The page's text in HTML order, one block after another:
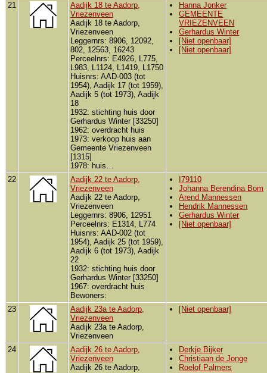
21
Aadijk 18 te Aadorp,
Vriezenveen
Aadijk 18 te Aadorp,
Vriezenveen
Leggernrs: 8906, 12092,
802, 12563, 16243
Perceelnrs: E4926, L775,
L983, L1124, L1419, L1750
Huisnrs: AAD-003 (tot
1954), Aadijk 17 (tot 1959),
Aadijk 5 (tot 1973), Aadijk
18
1932: stichting huis door
Gerhardus Winter [33250]
1962: overdracht huis
1973: verkoop huis aan
Gemeente Vriezenveen
[1315]
1978: huis…
Hanna Jonker
GEMEENTE
VRIEZENVEEN
Gerhardus Winter
[Niet openbaar]
[Niet openbaar]
22
Aadijk 22 te Aadorp,
Vriezenveen
Aadijk 22 te Aadorp,
Vriezenveen
Leggernrs: 8906, 12951
Perceelnrs: E1314, L774
Huisnrs: AAD-002 (tot
1954), Aadijk 25 (tot 1959),
Aadijk 6 (tot 1973), Aadijk
22
1932: stichting huis door
Gerhardus Winter [33250]
1967: overdracht huis
Bewoners:
I79110
Johanna Berendina Bom
Arend Mannessen
Hendrik Mannessen
Gerhardus Winter
[Niet openbaar]
23
Aadijk 23a te Aadorp,
Vriezenveen
Aadijk 23a te Aadorp,
Vriezenveen
[Niet openbaar]
24
Aadijk 26 te Aadorp,
Vriezenveen
Aadijk 26 te Aadorp,
Derkje Bijker
Christiaan de Jonge
Roelof Palmers